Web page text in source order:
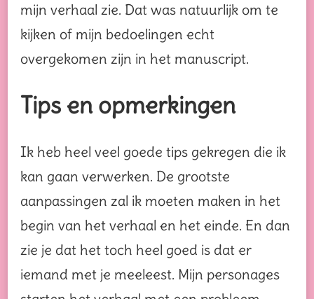
mijn verhaal zie. Dat was natuurlijk om te
kijken of mijn bedoelingen echt
overgekomen zijn in het manuscript.
Tips en opmerkingen
Ik heb heel veel goede tips gekregen die ik
kan gaan verwerken. De grootste
aanpassingen zal ik moeten maken in het
begin van het verhaal en het einde. En dan
zie je dat het toch heel goed is dat er
iemand met je meeleest. Mijn personages